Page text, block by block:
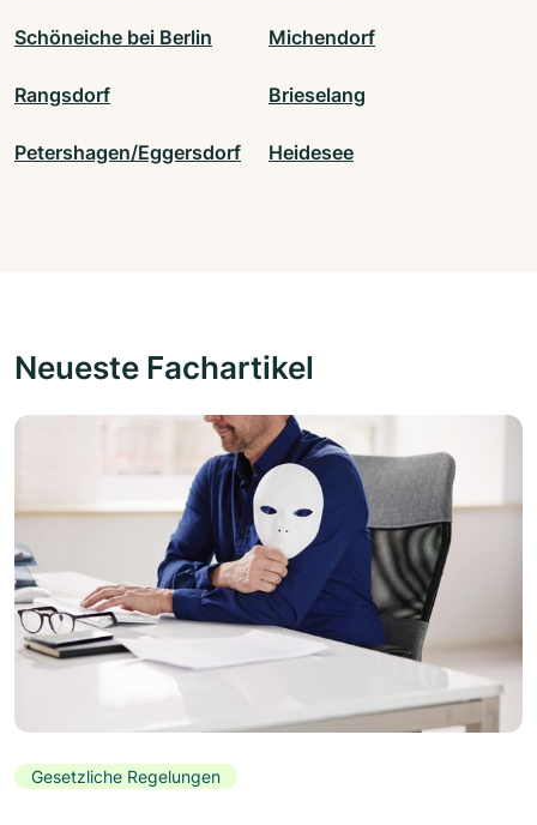
Schöneiche bei Berlin Michendorf
Rangsdorf Brieselang
Petershagen/Eggersdorf Heidesee
Neueste Fachartikel
Gesetzliche Regelungen